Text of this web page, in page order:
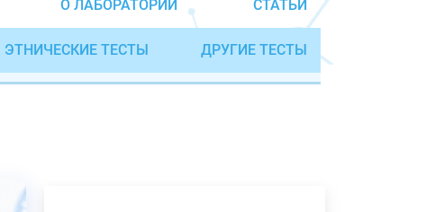
О ЛАБОРАТОРИИ СТАТЬИ
ЭТНИЧЕСКИЕ ТЕСТЫ ДРУГИЕ ТЕСТЫ